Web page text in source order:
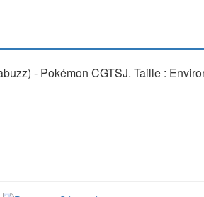
- Pokémon CGTSJ. Taille :